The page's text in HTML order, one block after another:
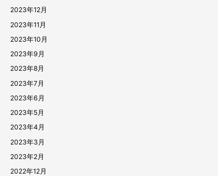
2023年12月
2023年11月
2023年10月
2023年9月
2023年8月
2023年7月
2023年6月
2023年5月
2023年4月
2023年3月
2023年2月
2022年12月